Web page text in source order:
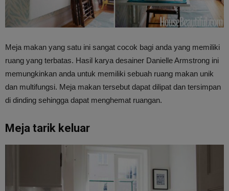
Meja makan yang satu ini sangat cocok bagi anda yang memiliki
ruang yang terbatas. Hasil karya desainer Danielle Armstrong ini
memungkinkan anda untuk memiliki sebuah ruang makan unik
dan multifungsi. Meja makan tersebut dapat dilipat dan tersimpan
di dinding sehingga dapat menghemat ruangan.
Meja tarik keluar